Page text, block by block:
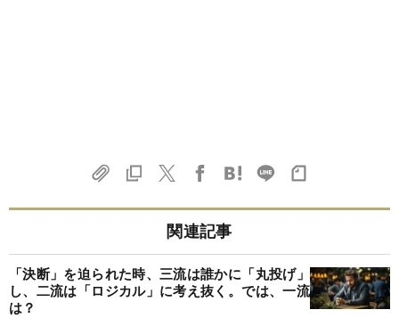
関連記事
「決断」を迫られた時、三流は誰かに「丸投げ」
し、二流は「ロジカル」に考え抜く。では、一流
は？